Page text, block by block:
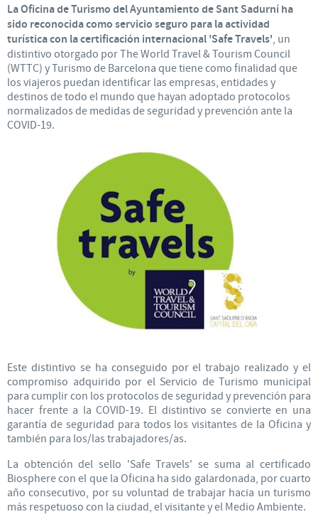
La Oficina de Turismo del Ayuntamiento de Sant Sadurní ha
sido reconocida como servicio seguro para la actividad
turística con la certificación internacional 'Safe Travels', un
distintivo otorgado por The World Travel & Tourism Council
(WTTC) y Turismo de Barcelona que tiene como finalidad que
los viajeros puedan identificar las empresas, entidades y
destinos de todo el mundo que hayan adoptado protocolos
normalizados de medidas de seguridad y prevención ante la
COVID-19.
Este distintivo se ha conseguido por el trabajo realizado y el
compromiso adquirido por el Servicio de Turismo municipal
para cumplir con los protocolos de seguridad y prevención para
hacer frente a la COVID-19. El distintivo se convierte en una
garantía de seguridad para todos los visitantes de la Oficina y
también para los/las trabajadores/as.
La obtención del sello 'Safe Travels' se suma al certificado
Biosphere con el que la Oficina ha sido galardonada, por cuarto
año consecutivo, por su voluntad de trabajar hacia un turismo
más respetuoso con la ciudad, el visitante y el Medio Ambiente.